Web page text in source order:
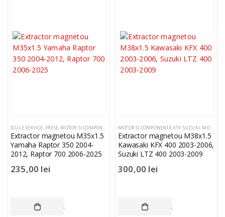
SCULE SERVICE, PRESE, MOTOR SI COMPONENTE ATV YAMAHA
Extractor magnetou M35x1.5
Yamaha Raptor 350 2004-
2012, Raptor 700 2006-2025
235,00 lei
ADAUGĂ ÎN COȘ
MOTOR SI COMPONENTE ATV SUZUKI, MOTOR SI COMPONENTE ATV KAWASAKI
Extractor magnetou M38x1.5
Kawasaki KFX 400 2003-2006,
Suzuki LTZ 400 2003-2009
300,00 lei
ADAUGĂ ÎN COȘ